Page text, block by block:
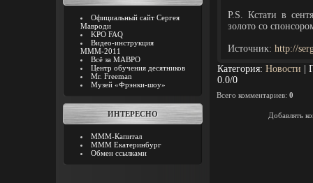
Официальный сайт Сергея
Мавроди
KPO FAQ
Видео-инструкция
МММ-2011
Всё за МАВРО
Центр обучения десятников
Mr. Freeman
Музей «Фрэнки-шоу»
ИНТЕРЕСНО
МММ-Капитал
МММ Екатеринбург
Обмен ссылками
P.S. Кстати в
золото со
Источник: http://
Категория: Новости
0.0/0
Всего комментариев: 0
Добавлять